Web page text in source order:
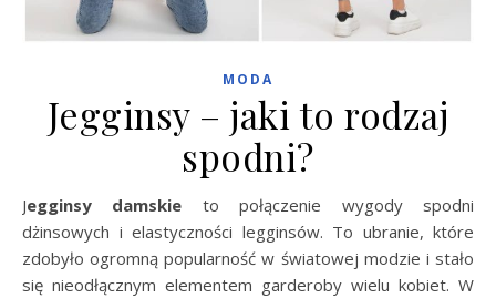
MODA
Jegginsy – jaki to rodzaj
spodni?
Jegginsy damskie to połączenie wygody spodni
dżinsowych i elastyczności legginsów. To ubranie, które
zdobyło ogromną popularność w światowej modzie i stało
się nieodłącznym elementem garderoby wielu kobiet. W